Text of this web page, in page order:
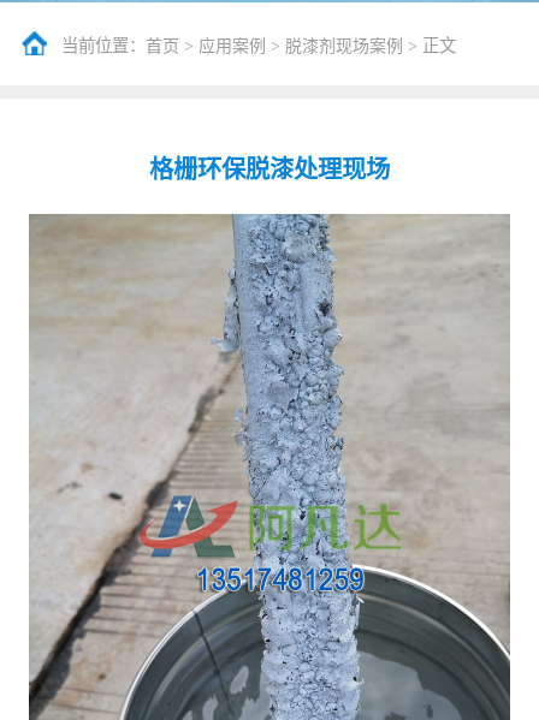
当前位置： 首页 > 应用案例 > 脱漆剂现场案例 > 正文
格栅环保脱漆处理现场